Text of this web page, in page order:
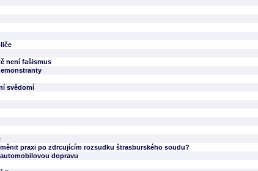
není fašismus
svědomí
praxi po zdrcujícím rozsudku štrasburského soudu?
dopravu